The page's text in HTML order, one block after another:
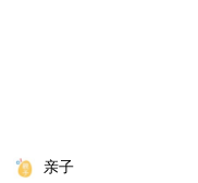
亲子